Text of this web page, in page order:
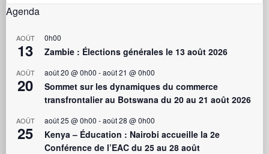
Agenda
AOÛT
13
0h00
Zambie : Élections générales le 13 août 2026
AOÛT
20
août 20 @ 0h00 -août 21 @ 0h00
Sommet sur les dynamiques du commerce
transfrontalier au Botswana du 20 au 21 août 2026
AOÛT
25
août 25 @ 0h00 -août 28 @ 0h00
Kenya – Éducation : Nairobi accueille la 2e
Conférence de l’EAC du 25 au 28 août